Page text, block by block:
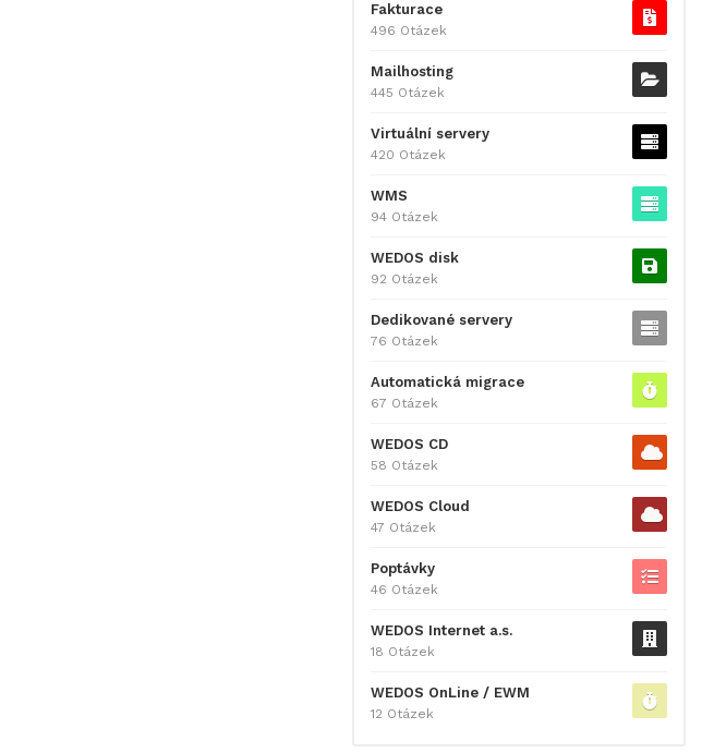
Fakturace
496 Otázek
Mailhosting
445 Otázek
Virtuální servery
420 Otázek
WMS
94 Otázek
WEDOS disk
92 Otázek
Dedikované servery
76 Otázek
Automatická migrace
67 Otázek
WEDOS CD
58 Otázek
WEDOS Cloud
47 Otázek
Poptávky
46 Otázek
WEDOS Internet a.s.
18 Otázek
WEDOS OnLine / EWM
12 Otázek